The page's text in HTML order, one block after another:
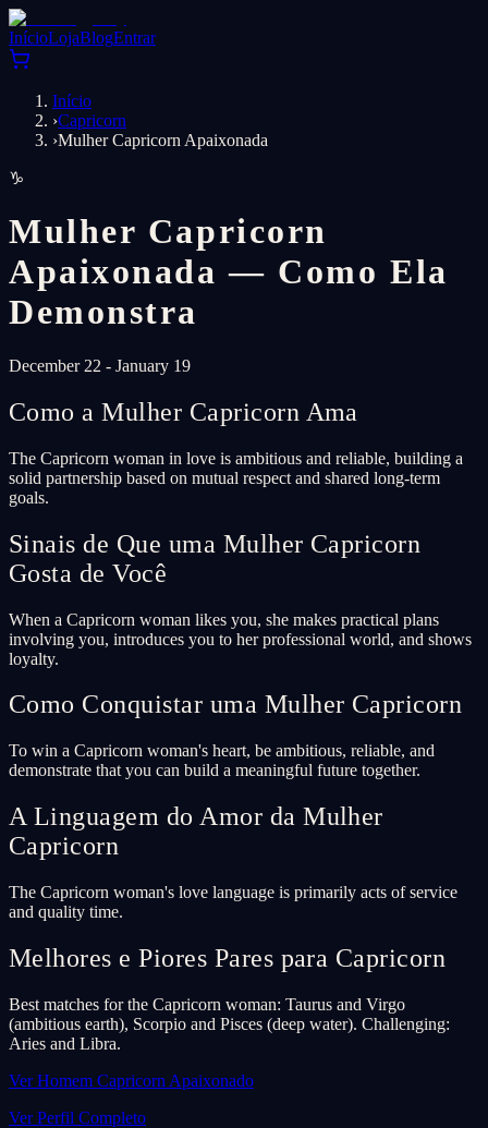
InícioLojaBlogEntrar
Início
›Capricorn
›Mulher Capricorn Apaixonada
♑
Mulher Capricorn
Apaixonada — Como Ela
Demonstra
December 22 - January 19
Como a Mulher Capricorn Ama
The Capricorn woman in love is ambitious and reliable, building a
solid partnership based on mutual respect and shared long-term
goals.
Sinais de Que uma Mulher Capricorn
Gosta de Você
When a Capricorn woman likes you, she makes practical plans
involving you, introduces you to her professional world, and shows
loyalty.
Como Conquistar uma Mulher Capricorn
To win a Capricorn woman's heart, be ambitious, reliable, and
demonstrate that you can build a meaningful future together.
A Linguagem do Amor da Mulher
Capricorn
The Capricorn woman's love language is primarily acts of service
and quality time.
Melhores e Piores Pares para Capricorn
Best matches for the Capricorn woman: Taurus and Virgo
(ambitious earth), Scorpio and Pisces (deep water). Challenging:
Aries and Libra.
Ver Homem Capricorn Apaixonado
Ver Perfil Completo